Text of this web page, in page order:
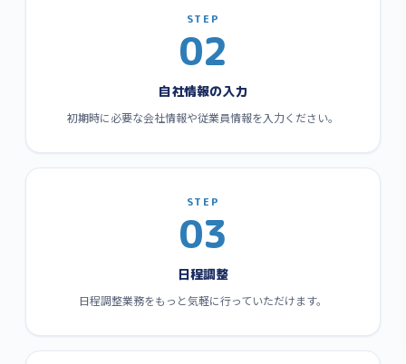
STEP
02
自社情報の入力
初期時に必要な会社情報や従業員情報を入力ください。
STEP
03
日程調整
日程調整業務をもっと気軽に行っていただけます。